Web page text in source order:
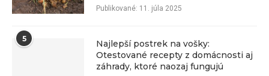
Publikované: 11. júla 2025
5
Najlepší postrek na vošky:
Otestované recepty z domácnosti aj
záhrady, ktoré naozaj fungujú